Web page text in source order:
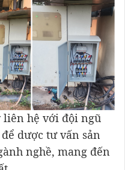
liên hệ với đội ngũ
dược tư vấn sản
nghề, mang đến